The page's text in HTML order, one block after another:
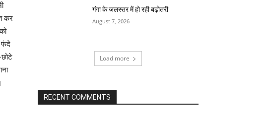
कर
फंदे
गंगा के जलस्तर में हो रही बढ़ोतरी
August 7, 2026
Load more
RECENT COMMENTS